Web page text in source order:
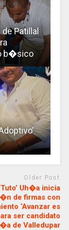
Patillal
b�sico
Older Post
Uh�a inicia
de firmas con
‘Avanzar es
ser candidato
de Valledupar